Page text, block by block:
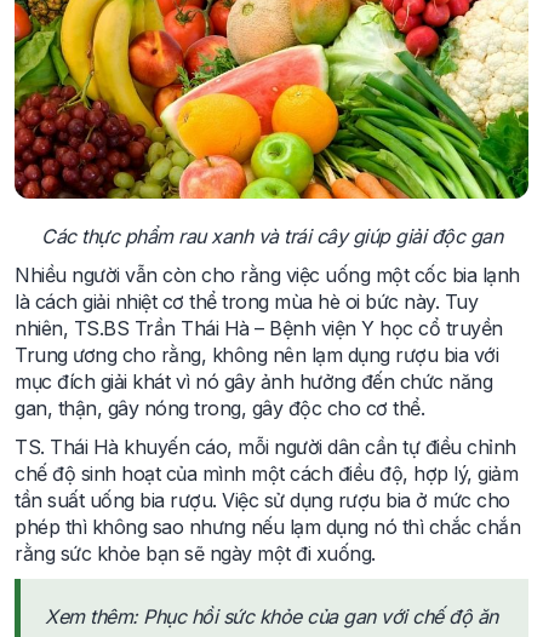
Các thực phẩm rau xanh và trái cây giúp giải độc gan
Nhiều người vẫn còn cho rằng việc uống một cốc bia lạnh
là cách giải nhiệt cơ thể trong mùa hè oi bức này. Tuy
nhiên, TS.BS Trần Thái Hà – Bệnh viện Y học cổ truyền
Trung ương cho rằng, không nên lạm dụng rượu bia với
mục đích giải khát vì nó gây ảnh hưởng đến chức năng
gan, thận, gây nóng trong, gây độc cho cơ thể.
TS. Thái Hà khuyến cáo, mỗi người dân cần tự điều chỉnh
chế độ sinh hoạt của mình một cách điều độ, hợp lý, giảm
tần suất uống bia rượu. Việc sử dụng rượu bia ở mức cho
phép thì không sao nhưng nếu lạm dụng nó thì chắc chắn
rằng sức khỏe bạn sẽ ngày một đi xuống.
Xem thêm: Phục hồi sức khỏe của gan với chế độ ăn